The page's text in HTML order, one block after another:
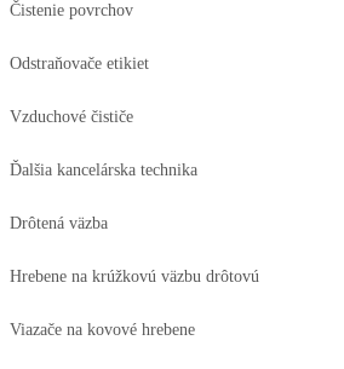
Čistenie povrchov
Odstraňovače etikiet
Vzduchové čističe
Ďalšia kancelárska technika
Drôtená väzba
Hrebene na krúžkovú väzbu drôtovú
Viazače na kovové hrebene